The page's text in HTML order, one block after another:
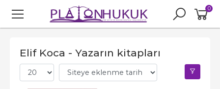
0
Elif Koca - Yazarın kitapları